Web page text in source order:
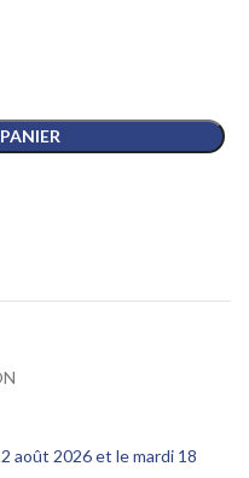
août 2026 et le mardi 18